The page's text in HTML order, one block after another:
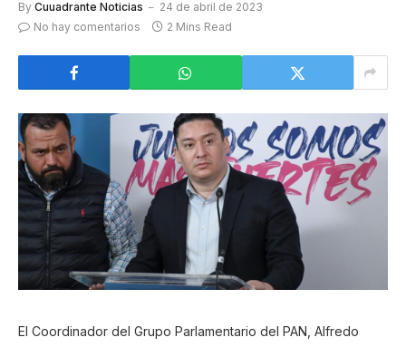
By Cuuadrante Noticias
24 de abril de 2023
No hay comentarios
2 Mins Read
El Coordinador del Grupo Parlamentario del PAN, Alfredo